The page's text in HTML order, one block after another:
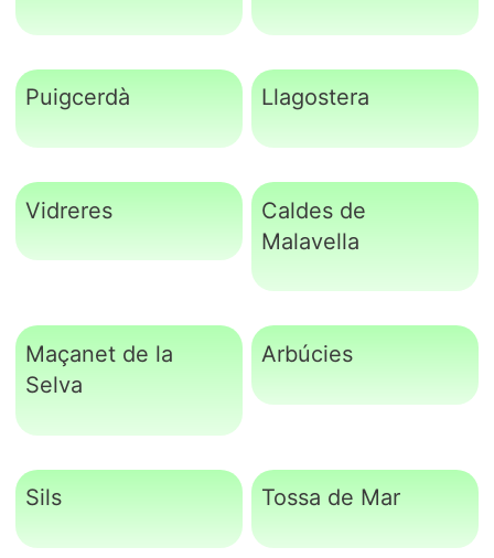
Puigcerdà Llagostera
Vidreres
Caldes de
Malavella
Maçanet de la
Selva
Arbúcies
Sils Tossa de Mar